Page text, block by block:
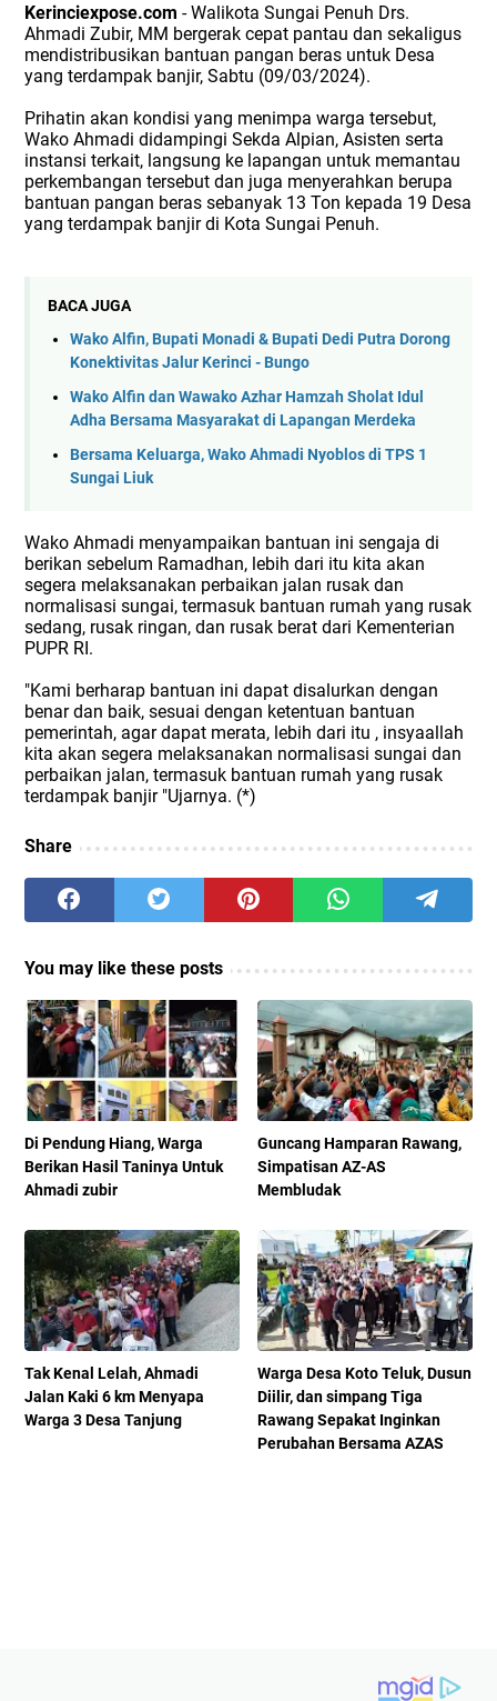
Kerinciexpose.com - Walikota Sungai Penuh Drs.
Ahmadi Zubir, MM bergerak cepat pantau dan sekaligus
mendistribusikan bantuan pangan beras untuk Desa
yang terdampak banjir, Sabtu (09/03/2024).
Prihatin akan kondisi yang menimpa warga tersebut,
Wako Ahmadi didampingi Sekda Alpian, Asisten serta
instansi terkait, langsung ke lapangan untuk memantau
perkembangan tersebut dan juga menyerahkan berupa
bantuan pangan beras sebanyak 13 Ton kepada 19 Desa
yang terdampak banjir di Kota Sungai Penuh.
BACA JUGA
Wako Alfin, Bupati Monadi & Bupati Dedi Putra Dorong
Konektivitas Jalur Kerinci - Bungo
Wako Alfin dan Wawako Azhar Hamzah Sholat Idul
Adha Bersama Masyarakat di Lapangan Merdeka
Bersama Keluarga, Wako Ahmadi Nyoblos di TPS 1
Sungai Liuk
Wako Ahmadi menyampaikan bantuan ini sengaja di
berikan sebelum Ramadhan, lebih dari itu kita akan
segera melaksanakan perbaikan jalan rusak dan
normalisasi sungai, termasuk bantuan rumah yang rusak
sedang, rusak ringan, dan rusak berat dari Kementerian
PUPR RI.
"Kami berharap bantuan ini dapat disalurkan dengan
benar dan baik, sesuai dengan ketentuan bantuan
pemerintah, agar dapat merata, lebih dari itu , insyaallah
kita akan segera melaksanakan normalisasi sungai dan
perbaikan jalan, termasuk bantuan rumah yang rusak
terdampak banjir "Ujarnya. (*)
Share
You may like these posts
Di Pendung Hiang, Warga
Berikan Hasil Taninya Untuk
Ahmadi zubir
Guncang Hamparan Rawang,
Simpatisan AZ-AS
Membludak
Tak Kenal Lelah, Ahmadi
Jalan Kaki 6 km Menyapa
Warga 3 Desa Tanjung
Warga Desa Koto Teluk, Dusun
Diilir, dan simpang Tiga
Rawang Sepakat Inginkan
Perubahan Bersama AZAS